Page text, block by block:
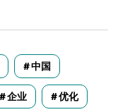
中国
企业 优化